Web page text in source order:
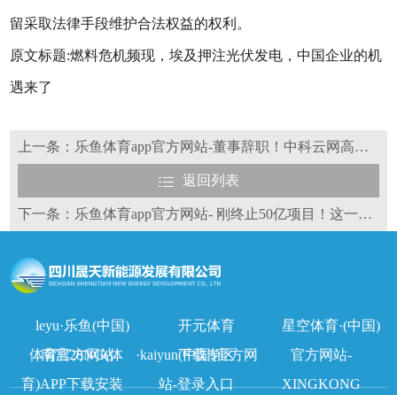
留采取法律手段维护合法权益的权利。
原文标题:燃料危机频现，埃及押注光伏发电，中国企业的机
遇来了
上一条：乐鱼体育app官方网站-董事辞职！中科云网高层变动
返回列表
下一条：乐鱼体育app官方网站- 刚终止50亿项目！这一光伏国企高层大换血
leyu·乐鱼(中国)
体育官方网站
开元体育
·kaiyun(中国)官方网
站-登录入口
星空体育·(中国)
官方网站-
XINGKONG
南宫28NG(体
育)APP下载安装
下载专区